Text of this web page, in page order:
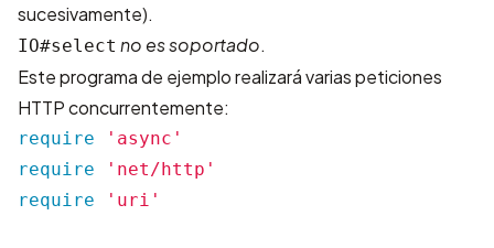
sucesivamente).
IO#select no es soportado.
Este programa de ejemplo realizará varias peticiones
HTTP concurrentemente:
require
'async'
require
'net/http'
require
'uri'